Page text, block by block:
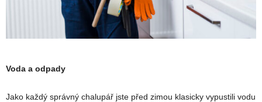
Voda a odpady
Jako každý správný chalupář jste před zimou klasicky vypustili vodu